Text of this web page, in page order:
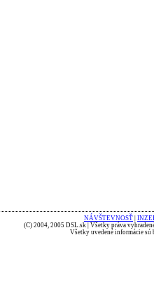
NÁVŠTEVNOSŤ
(C) 2004, 2005 DSL.sk | Všetky práva
Všetky uvedené informácie sú